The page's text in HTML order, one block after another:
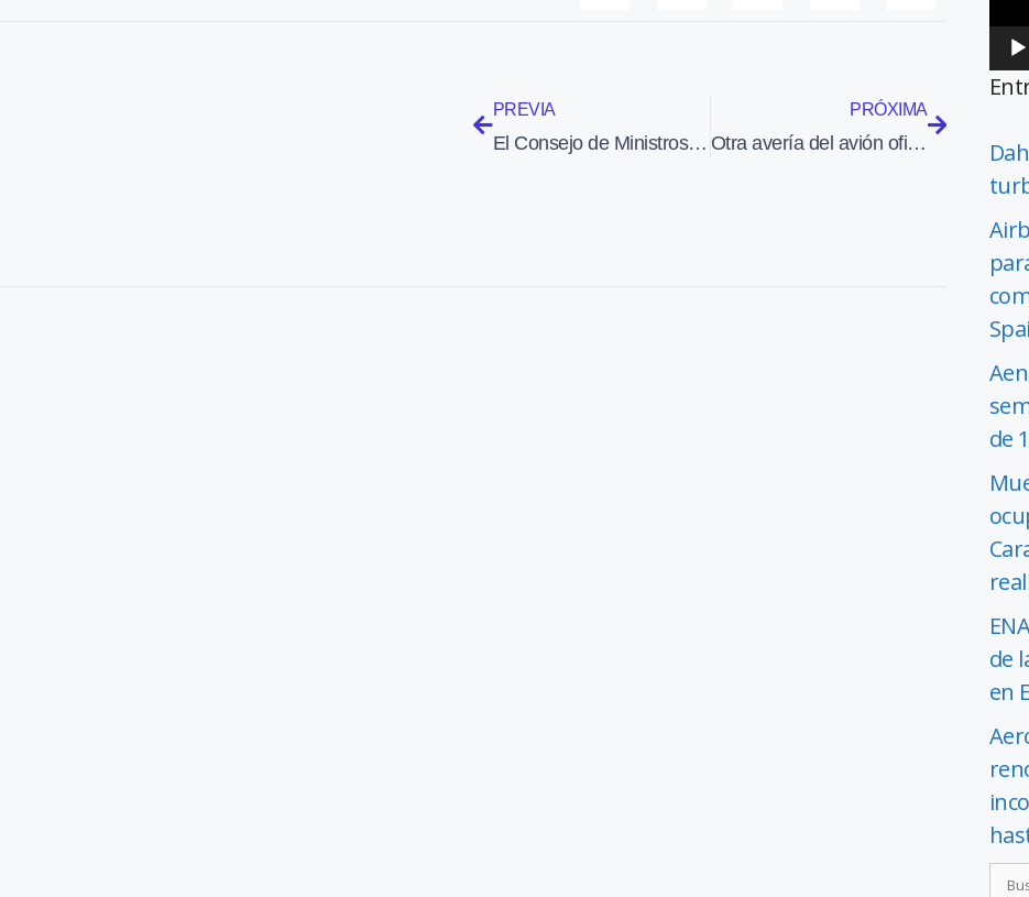
PREVIA
El Consejo de Ministros aprueba los incentivos a las aerolíneas que aumenten el tráfico de pasajeros
PRÓXIMA
Otra avería del avión oficial retrasa al Príncipe por segunda vez en 64 días
de
de
en